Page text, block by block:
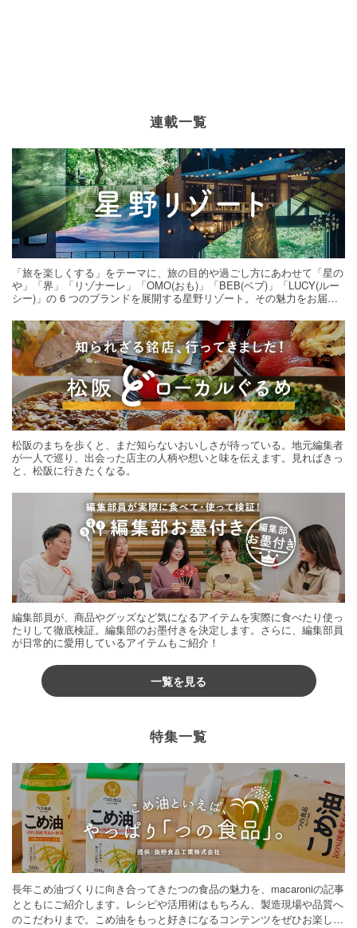
連載一覧
「旅を楽しくする」をテーマに、旅の目的や過ごし方にあわせて「星の
や」「界」「リゾナーレ」「OMO(おも)」「BEB(ベブ)」「LUCY(ルー
シー)」の 6 つのブランドを展開する星野リゾート。その魅力をお届け
松阪のまちを歩くと、まだ知らないおいしさが待っている。地元編集者
が一人で巡り、出会った店主の人柄や想いと味を伝えます。見ればきっ
と、松阪に行きたくなる。
編集部員が、商品やグッズなど気になるアイテムを実際に食べたり使っ
たりして徹底検証。編集部のお墨付きを決定します。さらに、編集部員
が日常的に愛用しているアイテムもご紹介！
一覧を見る
特集一覧
長年こめ油づくりに向き合ってきたつの食品の魅力を、macaroniの記事
とともにご紹介します。レシピや活用術はもちろん、製造現場や品質へ
のこだわりまで。こめ油をもっと好きになるコンテンツをぜひお楽しみ